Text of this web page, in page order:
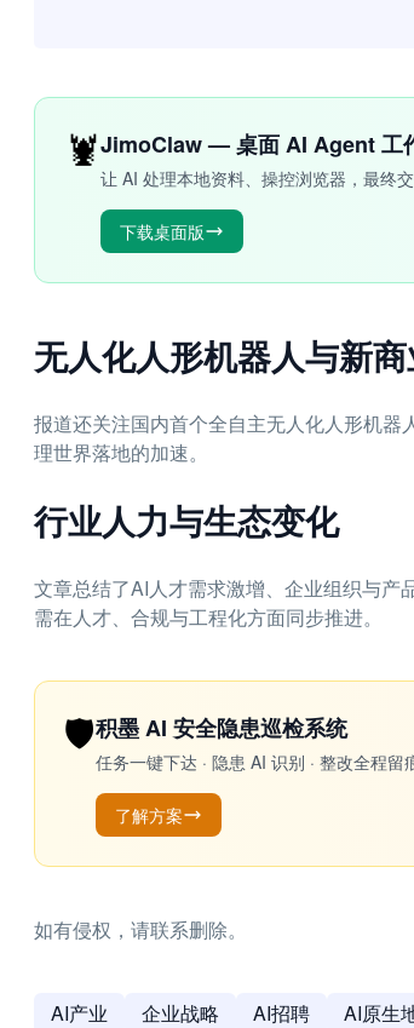
🦞JimoClaw — 桌面 AI Agent 工
让 AI 处理本地资料、操控浏览器，最终
下载桌面版
无人化人形机器人与新
报道还关注国内首个全自主无人化人形机
理世界落地的加速。
行业人力与生态变化
文章总结了AI人才需求激增、企业组织与产
需在人才、合规与工程化方面同步推进。
🛡️积墨 AI 安全隐患巡检系统
任务一键下达 · 隐患 AI 识别 · 整改全程
了解方案
如有侵权，请联系删除。
AI产业 企业战略 AI招聘
AI原生